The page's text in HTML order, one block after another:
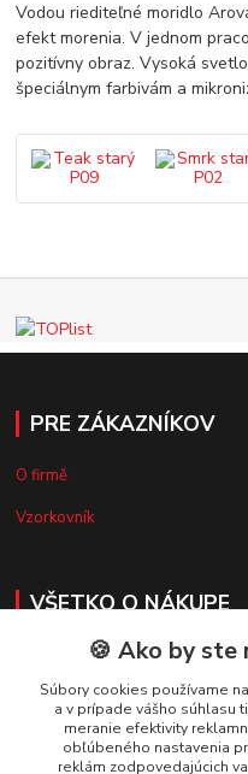
Vodou riediteľné moridlo
efekt morenia. V jednom
pozitívny obraz. Vysoká
špeciálnym farbivám a
PRE ZÁKAZNÍKOV
O firmě
Vzorkovník
VŠETKO O NÁKUPE
Doprava a platba
Obchodné podmienky
Reklamačný poriadok
🍪 Ako by ste
Súbory cookies používame
a v prípade vášho súhlasu
meranie efektivity
obľúbeného nastavenia
reklám zodpovedajúcich